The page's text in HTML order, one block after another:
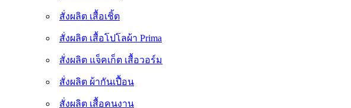
สั่งผลิต เสื้อเชิ้ต
สั่งผลิต เสื้อโปโลผ้า Prima
สั่งผลิต แจ็คเก็ต เสื้อวอร์ม
สั่งผลิต ผ้ากันเปื้อน
สั่งผลิต เสื้อคนงาน